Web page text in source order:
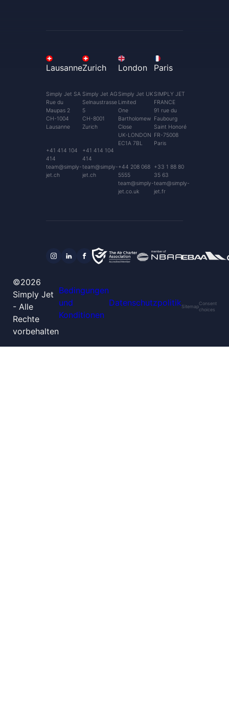
Lausanne
Simply Jet SA
Rue du
Maupas 2
CH-1004
Lausanne
+41 414 104
414
team@simply-
jet.ch
Zurich
Simply Jet AG
Selnaustrasse
5
CH-8001
Zurich
+41 414 104
414
team@simply-
jet.ch
London
Simply Jet UK
Limited
One
Bartholomew
Close
UK-LONDON
EC1A 7BL
+44 208 068
5555
team@simply-
jet.co.uk
Paris
SIMPLY JET
FRANCE
91 rue du
Faubourg
Saint Honoré
FR-75008
Paris
+33 1 88 80
35 63
team@simply-
jet.fr
©2026
Simply Jet
- Alle
Rechte
vorbehalten
Bedingungen
und
Konditionen
DatenschutzpolitikSitemap
Consent
choices